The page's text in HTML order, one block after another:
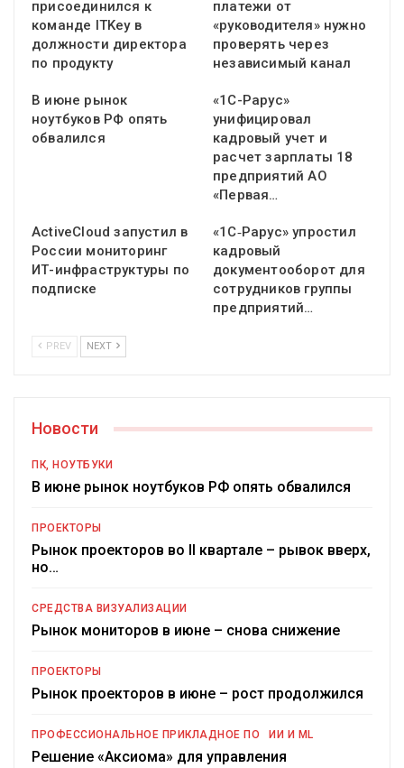
присоединился к
команде ITKey в
должности директора
по продукту
платежи от
«руководителя» нужно
проверять через
независимый канал
В июне рынок
ноутбуков РФ опять
обвалился
«1С-Рарус»
унифицировал
кадровый учет и
расчет зарплаты 18
предприятий АО
«Первая…
ActiveCloud запустил в
России мониторинг
ИТ-инфраструктуры по
подписке
«1С‑Рарус» упростил
кадровый
документооборот для
сотрудников группы
предприятий…
PREV NEXT
Новости
ПК, НОУТБУКИ
В июне рынок ноутбуков РФ опять обвалился
ПРОЕКТОРЫ
Рынок проекторов во II квартале – рывок вверх,
но…
СРЕДСТВА ВИЗУАЛИЗАЦИИ
Рынок мониторов в июне – снова снижение
ПРОЕКТОРЫ
Рынок проекторов в июне – рост продолжился
ПРОФЕССИОНАЛЬНОЕ ПРИКЛАДНОЕ ПО ИИ И ML
Решение «Аксиома» для управления